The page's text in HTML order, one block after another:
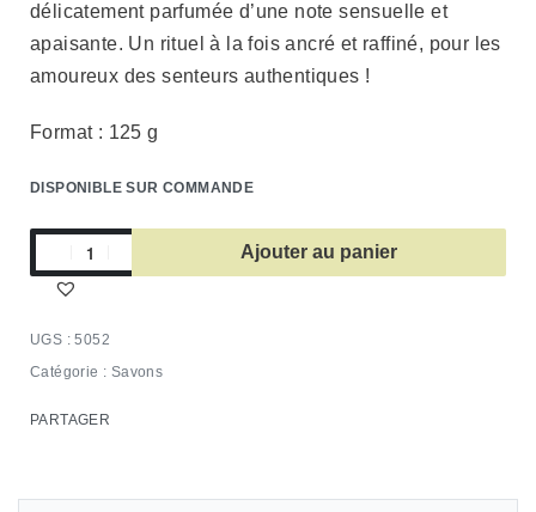
délicatement parfumée d’une note sensuelle et
apaisante. Un rituel à la fois ancré et raffiné, pour les
amoureux des senteurs authentiques !
Format : 125 g
DISPONIBLE SUR COMMANDE
Ajouter au panier
5052
Catégorie : Savons
PARTAGER